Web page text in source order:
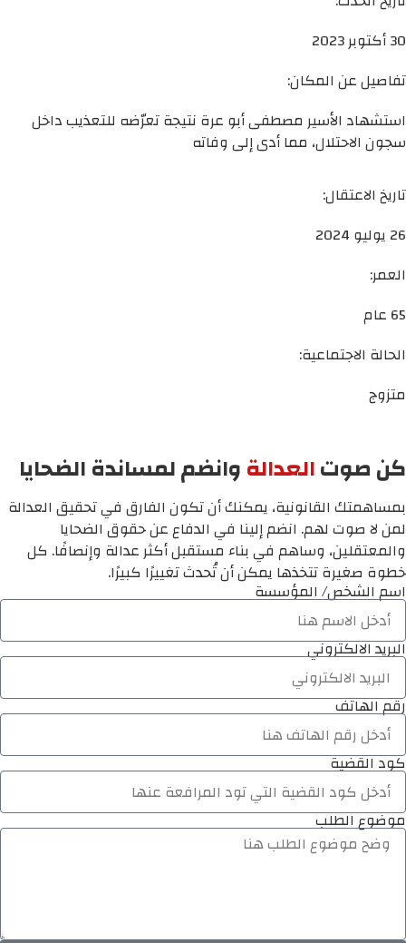
30 أكتوبر 2023
تفاصيل عن المكان:
استشهاد الأسير مصطفى أبو عرة نتيجة تعرّضه للتعذيب داخل
سجون الاحتلال، مما أدى إلى وفاته
تاريخ الاعتقال:
26 يوليو 2024
العمر:
65 عام
الحالة الاجتماعية:
متزوج
كن صوتالعدالةوانضم لمساندة الضحايا
بمساهمتك القانونية، يمكنك أن تكون الفارق في تحقيق العدالة
لمن لا صوت لهم. انضم إلينا في الدفاع عن حقوق الضحايا
والمعتقلين، وساهم في بناء مستقبل أكثر عدالة وإنصافًا. كل
خطوة صغيرة تتخذها يمكن أن تُحدث تغييرًا كبيرًا.
اسم الشخص/ المؤسسة
البريد الالكتروني
رقم الهاتف
كود القضية
موضوع الطلب